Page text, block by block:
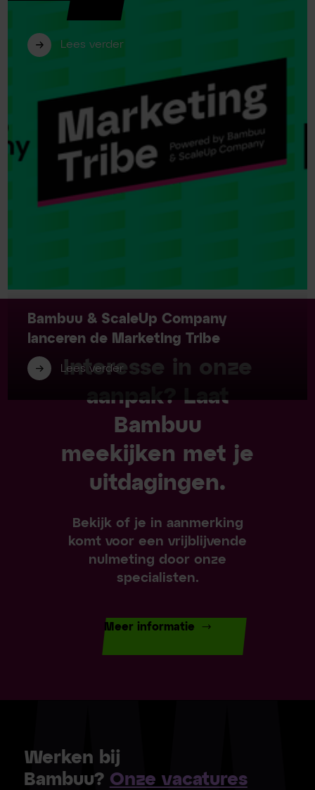
Emerce100!
Lees verder
Bambuu & ScaleUp Company
lanceren de Marketing Tribe
Lees verder
Interesse in onze
aanpak? Laat
Bambuu
meekijken met je
uitdagingen.
Bekijk of je in aanmerking
komt voor een vrijblijvende
nulmeting door onze
specialisten.
Meer informatie
Werken bij
Bambuu? Onze vacatures